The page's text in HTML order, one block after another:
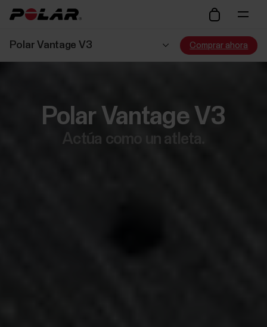
Polar Vantage V3 Comprar ahora
Polar Vantage V3
Actúa como un atleta.